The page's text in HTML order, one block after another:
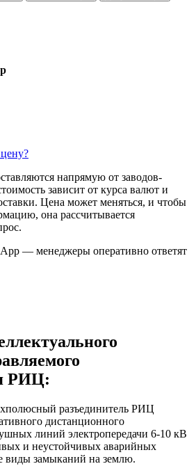
напрямую от заводов-
зависит от курса валют и
Цена может меняться, и чтобы
она рассчитывается
— менеджеры оперативно ответят
РИЦ:
разъединитель РИЦ
дистанционного
линий электропередачи 6-10 кВ
и неустойчивых аварийных
виды замыканий на землю.